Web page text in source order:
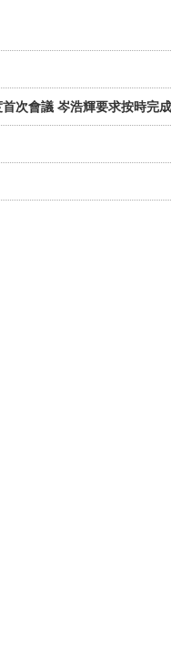
次會議 岑浩輝要求按時完